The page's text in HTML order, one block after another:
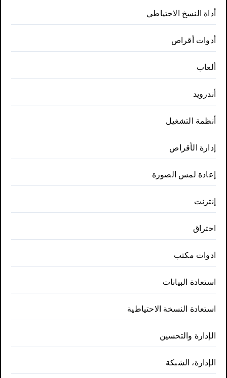
أداة النسخ الاحتياطي
أدوات أقراص
ألعاب
أندرويد
أنظمة التشغيل
إدارة الأقراص
إعادة لمس الصورة
إنترنت
احتراق
ادوات مكتب
استعادة البيانات
استعادة النسخة الاحتياطية
الإدارة والتحسين
الإدارة، الشبكة